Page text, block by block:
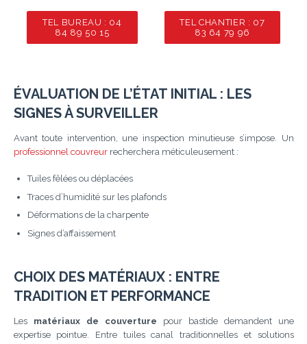
TEL BUREAU : 04
84 89 50 15
TEL CHANTIER : 07
83 64 79 96
ÉVALUATION DE L’ÉTAT INITIAL : LES
SIGNES À SURVEILLER
Avant toute intervention, une inspection minutieuse s’impose. Un
professionnel couvreurrecherchera méticuleusement :
Tuiles fêlées ou déplacées
Traces d’humidité sur les plafonds
Déformations de la charpente
Signes d’affaissement
CHOIX DES MATÉRIAUX : ENTRE
TRADITION ET PERFORMANCE
Les matériaux de couverture pour bastide demandent une
expertise pointue. Entre tuiles canal traditionnelles et solutions